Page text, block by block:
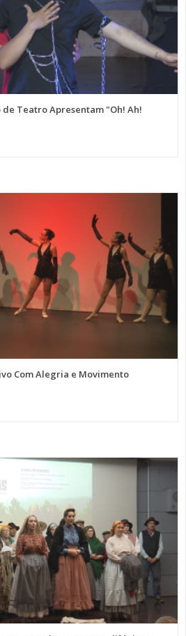
Teatro Apresentam "Oh! Ah!
Com Alegria e Movimento